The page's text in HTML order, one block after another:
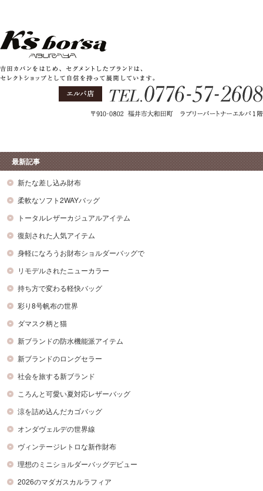
最新記事
新たな差し込み財布
柔軟なソフト2WAYバッグ
トータルレザーカジュアルアイテム
復刻された人気アイテム
身軽になろうお財布ショルダーバッグで
リモデルされたニューカラー
持ち方で変わる軽快バッグ
彩り8号帆布の世界
ダマスク柄と猫
新ブランドの防水機能派アイテム
新ブランドのロングセラー
社会を旅する新ブランド
ころんと可愛い夏対応レザーバッグ
涼を詰め込んだカゴバッグ
オンダヴェルデの世界線
ヴィンテージレトロな新作財布
理想のミニショルダーバッグデビュー
2026のマダガスカルラフィア